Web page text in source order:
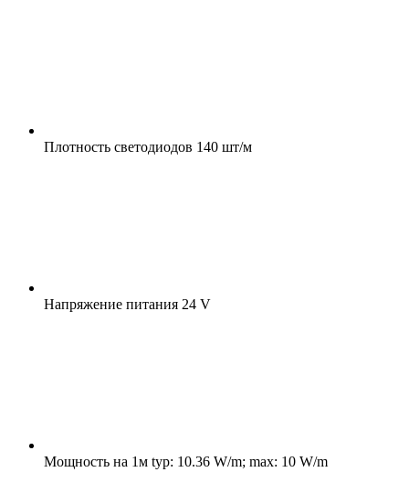
Плотность светодиодов 140 шт/м
Напряжение питания 24 V
Мощность на 1м typ: 10.36 W/m; max: 10 W/m